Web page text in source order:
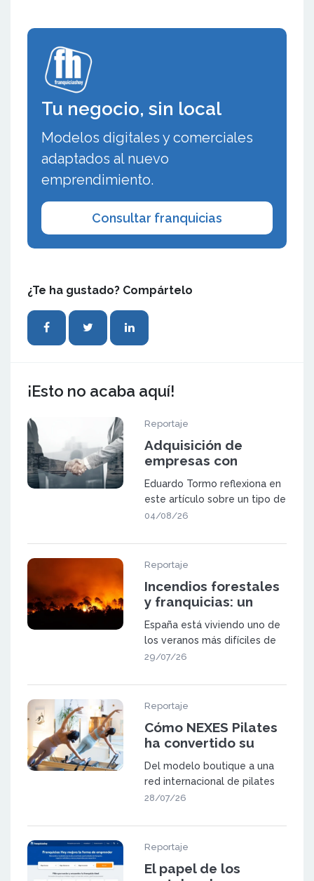
Tu negocio, sin local
Modelos digitales y comerciales
adaptados al nuevo
emprendimiento.
Consultar franquicias
¿Te ha gustado? Compártelo
¡Esto no acaba aquí!
Reportaje
Adquisición de
empresas con
potencial de
expansión mediante
franquicia
Eduardo Tormo reflexiona en
este artículo sobre un tipo de
oportunidad que va a ganar
04/08/26
Reportaje
Incendios forestales
y franquicias: un
sector a prueba
España está viviendo uno de
los veranos más difíciles de
las últimas décadas. Los in
29/07/26
Reportaje
Cómo NEXES Pilates
ha convertido su
metodología en una
red de 23 centros en
España y Suiza
Del modelo boutique a una
red internacional de pilates
NEXES Pilates & Movement
28/07/26
Reportaje
El papel de los